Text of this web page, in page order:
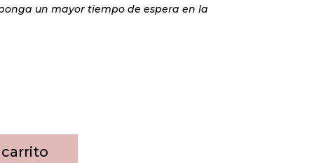
un mayor tiempo de espera en la